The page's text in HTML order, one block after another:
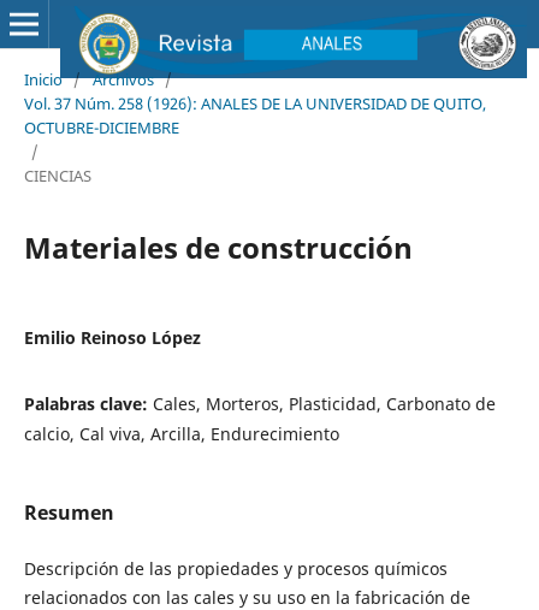
Inicio / Archivos /
Vol. 37 Núm. 258 (1926): ANALES DE LA UNIVERSIDAD DE QUITO,
OCTUBRE-DICIEMBRE
/
CIENCIAS
Materiales de construcción
Emilio Reinoso López
Palabras clave: Cales, Morteros, Plasticidad, Carbonato de
calcio, Cal viva, Arcilla, Endurecimiento
Resumen
Descripción de las propiedades y procesos químicos
relacionados con las cales y su uso en la fabricación de